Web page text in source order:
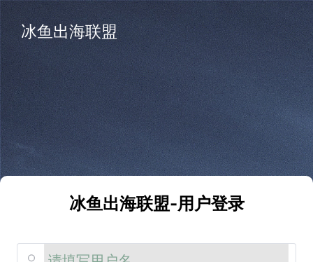
冰鱼出海联盟
冰鱼出海联盟-用户登录